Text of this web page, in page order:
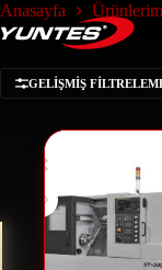
Anasayfa
GELIŞMIŞ